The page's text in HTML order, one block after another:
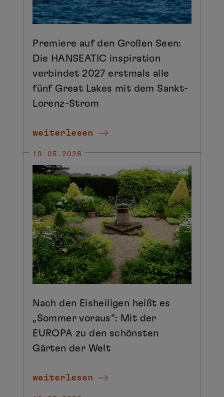
Premiere auf den Großen Seen:
Die HANSEATIC inspiration
verbindet 2027 erstmals alle
fünf Great Lakes mit dem Sankt-
Lorenz-Strom
weiterlesen
Nach den Eisheiligen heißt es
„Sommer voraus“: Mit der
EUROPA zu den schönsten
Gärten der Welt
weiterlesen
19.05.2026